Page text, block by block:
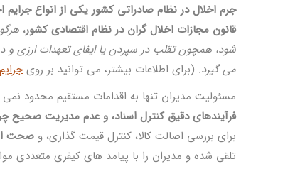
جرم اخلال در نظام صادراتی کشور یکی از انواع
قانون مجازات اخلال ‌گران در نظام اقتصادی کشور،
شود، همچون تقلب در سپردن یا ایفای تعهدات ارزی و
می گیرد. (برای اطلاعات بیشتر، می توانید بر روی
مسئولیت مدیران تنها به اقدامات مستقیم محدود
فرآیندهای دقیق کنترل اسناد، و عدم مدیریت صحیح
برای بررسی اصالت کالا، کنترل قیمت ‌گذاری، و صحت
تلقی شده و مدیران را با پیامد های کیفری متعددی